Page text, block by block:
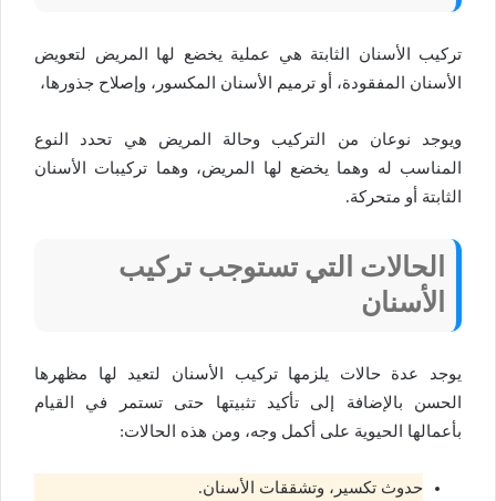
تركيب الأسنان الثابتة هي عملية يخضع لها المريض لتعويض
الأسنان المفقودة، أو ترميم الأسنان المكسور، وإصلاح جذورها،
ويوجد نوعان من التركيب وحالة المريض هي تحدد النوع
المناسب له وهما يخضع لها المريض، وهما تركيبات الأسنان
الثابتة أو متحركة.
الحالات التي تستوجب تركيب
الأسنان
يوجد عدة حالات يلزمها تركيب الأسنان لتعيد لها مظهرها
الحسن بالإضافة إلى تأكيد تثبيتها حتى تستمر في القيام
بأعمالها الحيوية على أكمل وجه، ومن هذه الحالات:
حدوث تكسير، وتشققات الأسنان.